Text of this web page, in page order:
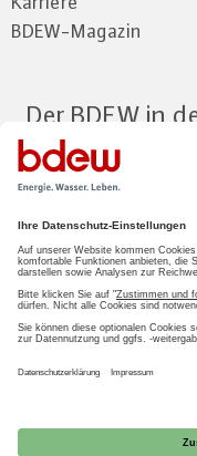
BDEW-Magazin
Der BDEW in
Zum